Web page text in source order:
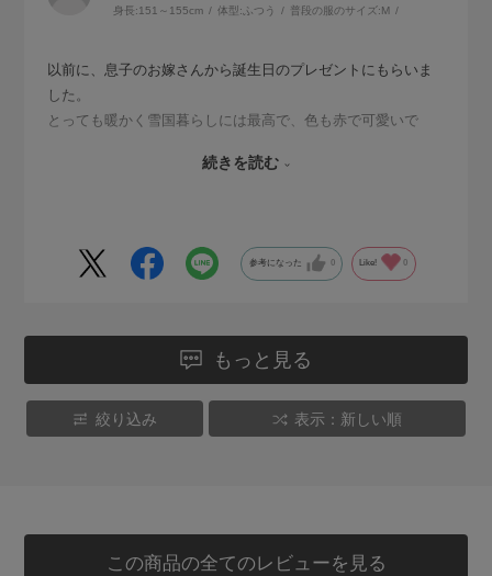
身長:151～155cm 体型:ふつう 普段の服のサイズ:M
以前に、息子のお嫁さんから誕生日のプレゼントにもらいま
した。
とっても暖かく雪国暮らしには最高で、色も赤で可愛いで
今回お安くなっていたので、迷わず購入しました。
続きを読む
参考になった 0 Like! 0
もっと見る
絞り込み 表示：新しい順
この商品の全てのレビューを見る